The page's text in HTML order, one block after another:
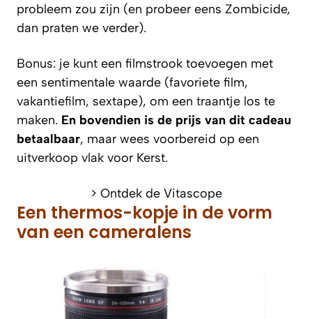
probleem zou zijn (en probeer eens Zombicide,
dan praten we verder).
Bonus: je kunt een filmstrook toevoegen met
een sentimentale waarde (favoriete film,
vakantiefilm, sextape), om een traantje los te
maken. En bovendien is de prijs van dit cadeau
betaalbaar, maar wees voorbereid op een
uitverkoop vlak voor Kerst.
> Ontdek de Vitascope
Een thermos-kopje in de vorm
van een cameralens